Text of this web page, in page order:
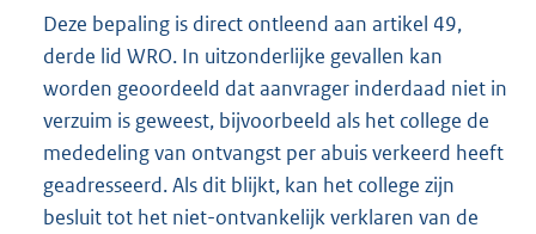
Deze bepaling is direct ontleend aan artikel 49,
derde lid WRO. In uitzonderlijke gevallen kan
worden geoordeeld dat aanvrager inderdaad niet in
verzuim is geweest, bijvoorbeeld als het college de
mededeling van ontvangst per abuis verkeerd heeft
geadresseerd. Als dit blijkt, kan het college zijn
besluit tot het niet-ontvankelijk verklaren van de